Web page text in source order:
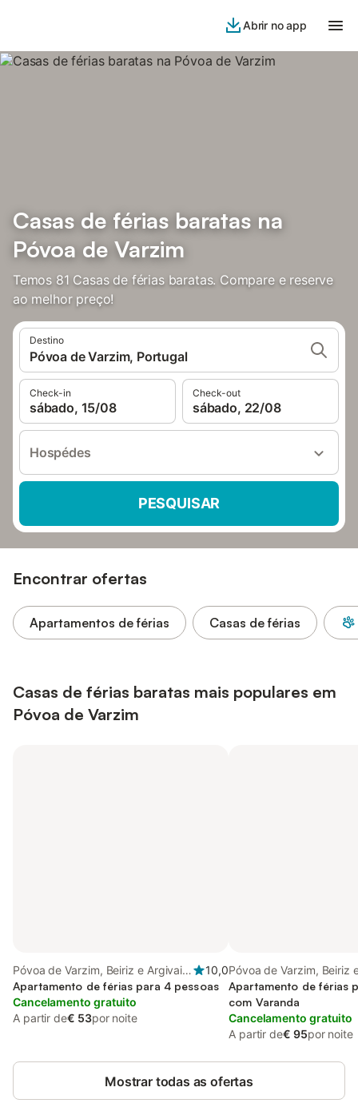
Abrir no app
Casas de férias baratas na
Póvoa de Varzim
Temos 81 Casas de férias baratas. Compare e reserve
ao melhor preço!
Destino
Póvoa de Varzim, Portugal
Check-in
sábado, 15/08
Check-out
sábado, 22/08
Hospédes
PESQUISAR
Encontrar ofertas
Apartamentos de férias Casas de férias
Casas de férias baratas mais populares em
Póvoa de Varzim
Póvoa de Varzim, Beiriz e Argivai,
Distrito do Porto
10,0
Apartamento de férias para 4 pessoas
Cancelamento gratuito
A partir de€ 53por noite
Póvoa de Varzim, Beiriz
do Porto
Apartamento de férias
com Varanda
Cancelamento gratuito
A partir de€ 95por noite
Mostrar todas as ofertas